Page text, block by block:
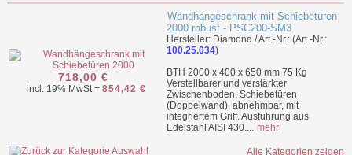
718,00 €
incl. 19% MwSt = 854,42 €
Wandhängeschrank mit Schiebetüren
2000 robust - PSC200-SM3
Hersteller: Diamond / Art.-Nr.: (Art.-Nr.:
100.25.034)
BTH 2000 x 400 x 650 mm 75 Kg
Verstellbarer und verstärkter
Zwischenboden. Schiebetüren
(Doppelwand), abnehmbar, mit
integriertem Griff. Ausführung aus
Edelstahl AISI 430.... mehr
Alle Kategorien zeigen